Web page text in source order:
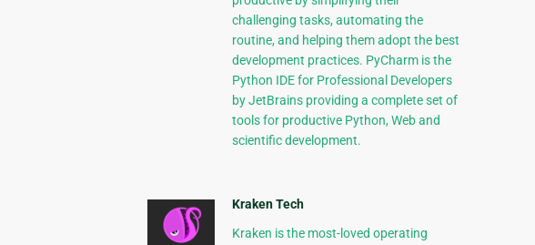
challenging tasks, automating the
routine, and helping them adopt the best
development practices. PyCharm is the
Python IDE for Professional Developers
by JetBrains providing a complete set of
tools for productive Python, Web and
scientific development.
Kraken Tech
Kraken is the most-loved operating